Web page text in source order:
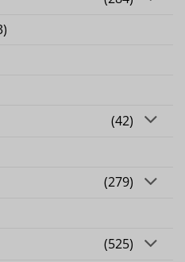
(42)
(279)
(525)